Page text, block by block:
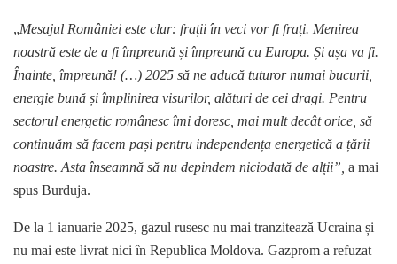
„Mesajul României este clar: frații în veci vor fi frați. Menirea
noastră este de a fi împreună și împreună cu Europa. Și așa va fi.
Înainte, împreună! (…) 2025 să ne aducă tuturor numai bucurii,
energie bună și împlinirea visurilor, alături de cei dragi. Pentru
sectorul energetic românesc îmi doresc, mai mult decât orice, să
continuăm să facem pași pentru independența energetică a țării
noastre. Asta înseamnă să nu depindem niciodată de alții”, a mai
spus Burduja.
De la 1 ianuarie 2025, gazul rusesc nu mai tranzitează Ucraina și
nu mai este livrat nici în Republica Moldova. Gazprom a refuzat